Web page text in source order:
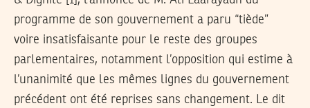
programme de son gouvernement a paru “tiède”
voire insatisfaisante pour le reste des groupes
parlementaires, notamment l’opposition qui estime à
l’unanimité que les mêmes lignes du gouvernement
précédent ont été reprises sans changement. Le dit